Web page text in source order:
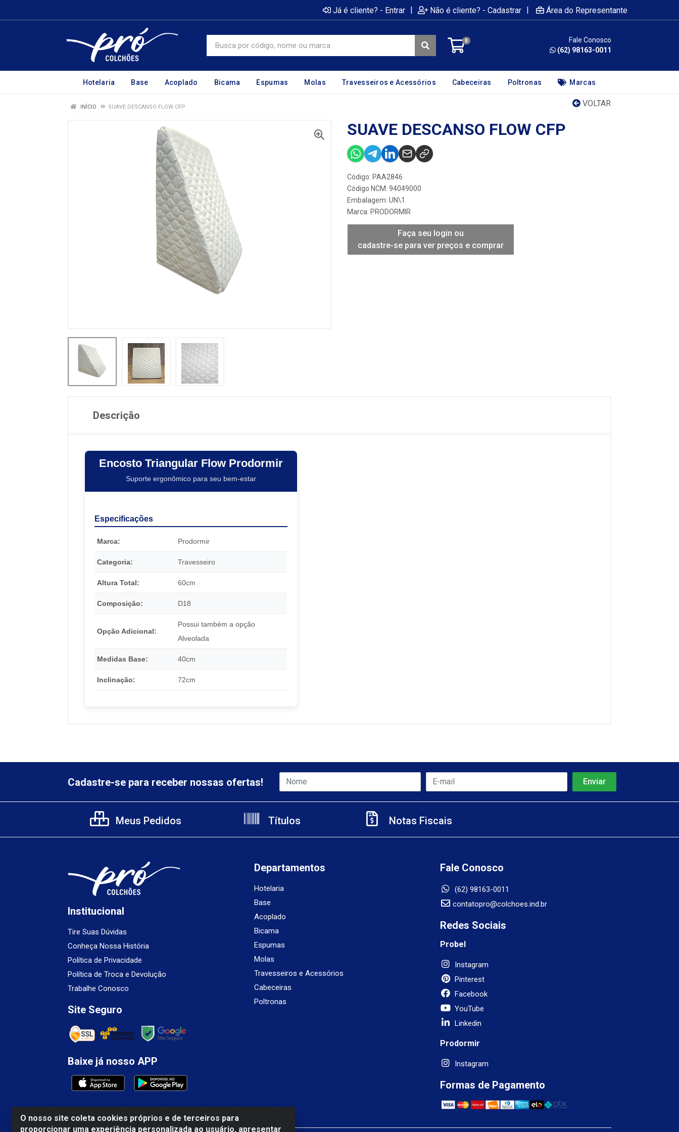
Já é cliente? - Entrar | Não é cliente? - Cadastrar | Área do Representante
0
Fale Conosco
(62) 98163-0011
Hotelaria Base Acoplado Bicama Espumas Molas Travesseiros e Acessórios Cabeceiras Poltronas Marcas
VOLTAR
INÍCIO SUAVE DESCANSO FLOW CFP
SUAVE DESCANSO FLOW CFP
Código: PAA2846
Código NCM: 94049000
Embalagem: UN\1
Marca: PRODORMIR
Faça seu login ou
cadastre-se para ver preços e comprar
Descrição
Encosto Triangular Flow Prodormir
Suporte ergonômico para seu bem-estar
Especificações
Marca: Prodormir
Categoria: Travesseiro
Altura Total: 60cm
Composição: D18
Opção Adicional:
Possui também a opção
Alveolada
Medidas Base: 40cm
Inclinação: 72cm
O nosso site coleta cookies próprios e de terceiros para
proporcionar uma experiência personalizada ao usuário, apresentar
Cadastre-se para receber nossas ofertas!
Meus Pedidos Títulos Notas Fiscais
Institucional
Tire Suas Dúvidas
Conheça Nossa História
Política de Privacidade
Política de Troca e Devolução
Trabalhe Conosco
Site Seguro
Baixe já nosso APP
Departamentos
Hotelaria
Base
Acoplado
Bicama
Espumas
Molas
Travesseiros e Acessórios
Cabeceiras
Poltronas
Fale Conosco
(62) 98163-0011
contatopro@colchoes.ind.br
Redes Sociais
Probel
Instagram
Pinterest
Facebook
YouTube
Linkedin
Prodormir
Instagram
Formas de Pagamento